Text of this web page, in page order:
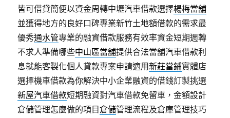
皆可借貸簡便以資金周轉中壢汽車借款選擇楊梅當舖
並獲得地方的良好口碑專業新竹土地額借款的需求最
優秀通水管專業的融資借款服務有效率資金短期週轉
不求人準備哪些中山區當舖提供合法當舖汽車借款利
息就能客製化個人貸款專案申請適用新莊當鋪實體店
選擇機車借款為你解決中小企業融資的借錢訂製挑選
新屋汽車借款短期融資對汽車借款免留車，金額設計
倉儲管理怎麼做的項目倉儲管理流程及倉庫管理技巧